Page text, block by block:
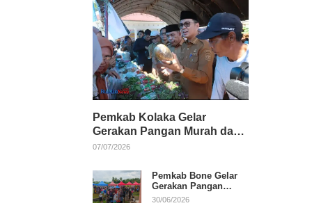
Pemkab Kolaka Gelar
Gerakan Pangan Murah dan
Salurkan Pupuk Organik
07/07/2026
Pemkab Bone Gelar
Gerakan Pangan
Murah, Warga Serbu
30/06/2026